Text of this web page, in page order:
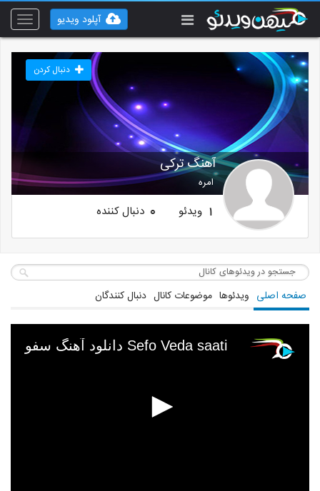
Toggle
آپلود ویدیو
آهنگ ترکی
امره
دنبال کردن
1 ویدئو 0 دنبال کننده
صفحه اصلی ویدئوها موضوعات کانال دنبال کنندگان
دانلود آهنگ سفو Sefo Veda saati